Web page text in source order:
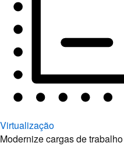
Virtualização
Modernize cargas de